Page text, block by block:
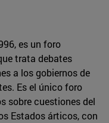
es un foro
trata debates
a los gobiernos de
Es el único foro
sobre cuestiones del
Estados árticos, con